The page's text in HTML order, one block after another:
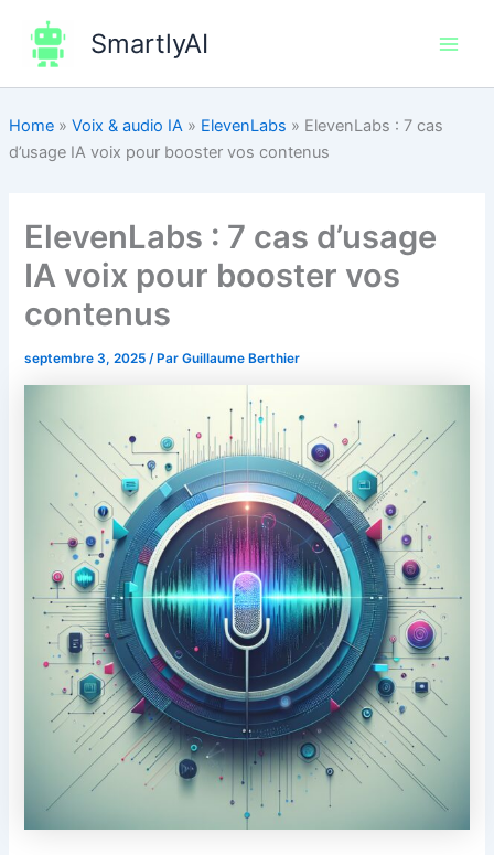
contenu
SmartlyAI
Home» Voix & audio IA» ElevenLabs » ElevenLabs : 7 cas
d’usage IA voix pour booster vos contenus
ElevenLabs : 7 cas d’usage
IA voix pour booster vos
contenus
septembre 3, 2025/ ParGuillaume Berthier